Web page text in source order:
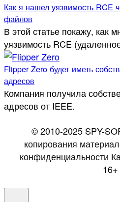
Как я нашел уязвимость RCE
файлов
В этой статье покажу, как
уязвимость RCE
Flipper Zero будет иметь
адресов
Компания получила
адресов от IEEE.
© 2010-2025 SPY-
копирования
конфиденциальности
16+